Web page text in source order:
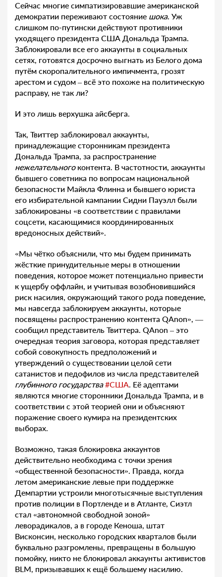
Сейчас многие симпатизировавшие американской
демократии переживают состояние шока. Уж
слишком по-путински действуют противники
уходящего президента США Дональда Трампа.
Заблокировали все его аккаунты в социальных
сетях, готовятся досрочно выгнать из Белого дома
путём скоропалительного импичмента, грозят
арестом и судом – всё это похоже на политическую
расправу, не так ли?
И это лишь верхушка айсберга.
Так, Твиттер заблокировал аккаунты,
принадлежащие сторонникам президента
Дональда Трампа, за распространение
нежелательногоконтента. В частотности, аккаунты
бывшего советника по вопросам национальной
безопасности Майкла Флинна и бывшего юриста
его избирательной кампании Сидни Пауэлл были
заблокированы «в соответствии с правилами
соцсети, касающимися координированных
вредоносных действий».
«Мы чётко объяснили, что мы будем принимать
жёсткие принудительные меры в отношении
поведения, которое может потенциально привести
к ущербу оффлайн, и учитывая возобновившийся
риск насилия, окружающий такого рода поведение,
мы навсегда заблокируем аккаунты, которые
посвящены распространению контента QAnon», —
сообщил представитель Твиттера. QAnon – это
очередная теория заговора, которая представляет
собой совокупность предположений и
утверждений о существовании целой сети
сатанистов и педофилов из числа представителей
глубинного государства #США. Её адептами
являются многие сторонники Дональда Трампа, и в
соответствии с этой теорией они и объясняют
поражение своего кумира на президентских
выборах.
Возможно, такая блокировка аккаунтов
действительно необходима с точки зрения
«общественной безопасности». Правда, когда
летом американские левые при поддержке
Демпартии устроили многотысячные выступления
против полиции в Портленде и в Атланте, Сиэтл
стал «автономной свободной зоной»
леворадикалов, а в городе Кеноша, штат
Висконсин, несколько городских кварталов были
буквально разгромлены, превращены в большую
помойку, никто не блокировал аккаунты активистов
BLM, призывавших к ещё большему насилию.